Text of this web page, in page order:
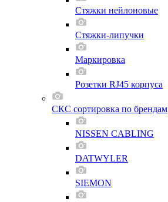
Стяжки нейлоновые
Стяжки-липучки
Маркировка
Розетки RJ45 корпуса
СКС сортировка по брендам
NISSEN CABLING
DATWYLER
SIEMON